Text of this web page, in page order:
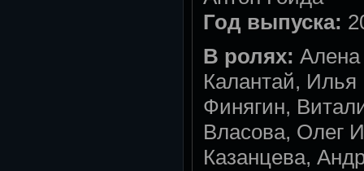
Год выпуска:
В ролях: Алена
Калантай,
Финягин,
Власова, Олег
Казанцева,